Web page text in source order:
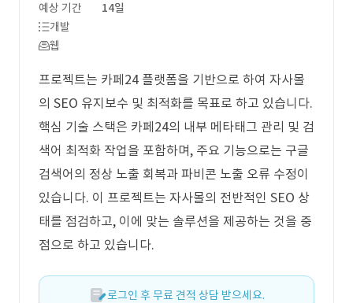
예상 기간
14일
개발
웹
프로젝트는 카페24 플랫폼을 기반으로 하여 자사몰
의 SEO 유지보수 및 최적화를 목표로 하고 있습니다.
핵심 기술 스택은 카페24의 내부 메타태그 관리 및 검
색어 최적화 작업을 포함하며, 주요 기능으로는 구글
검색어의 정상 노출 회복과 파비콘 노출 오류 수정이
있습니다. 이 프로젝트는 자사몰의 전반적인 SEO 상
태를 점검하고, 이에 맞는 솔루션을 제공하는 것을 중
점으로 하고 있습니다.
로그인 후 무료 견적 상담 받으세요.